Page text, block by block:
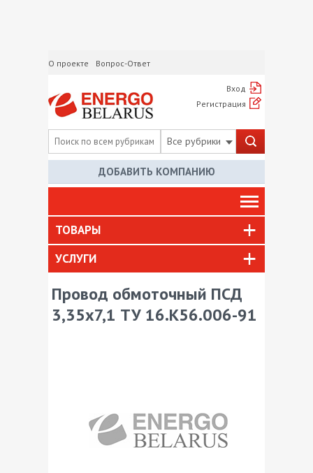
О проекте Вопрос-Ответ
Вход
Регистрация
Все рубрики
ДОБАВИТЬ КОМПАНИЮ
ТОВАРЫ
УСЛУГИ
Провод обмоточный ПСД
3,35х7,1 ТУ 16.К56.006-91